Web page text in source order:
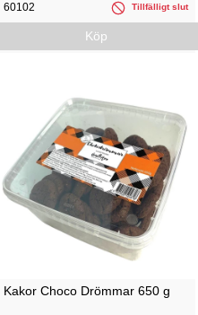
60102 Tillfälligt slut
Köp
Kakor Choco Drömmar 650 g